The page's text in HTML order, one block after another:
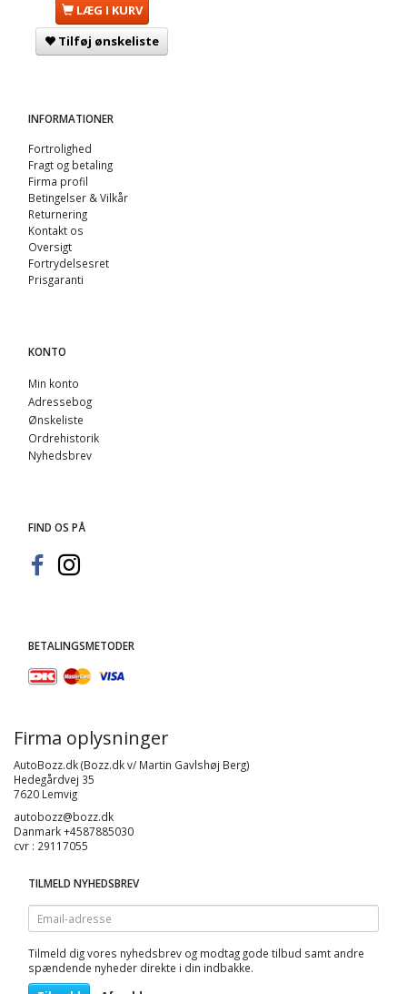
LÆG I KURV
Tilføj ønskeliste
INFORMATIONER
Fortrolighed
Fragt og betaling
Firma profil
Betingelser & Vilkår
Returnering
Kontakt os
Oversigt
Fortrydelsesret
Prisgaranti
KONTO
Min konto
Adressebog
Ønskeliste
Ordrehistorik
Nyhedsbrev
FIND OS PÅ
BETALINGSMETODER
Firma oplysninger
AutoBozz.dk (Bozz.dk v/ Martin Gavlshøj Berg)
Hedegårdvej 35
7620 Lemvig
autobozz@bozz.dk
Danmark +4587885030
cvr : 29117055
TILMELD NYHEDSBREV
Email-
adresse
Tilmeld dig vores nyhedsbrev og modtag gode tilbud samt andre
spændende nyheder direkte i din indbakke.